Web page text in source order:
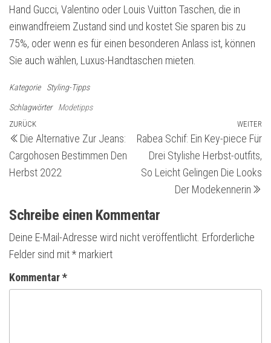
Hand Gucci, Valentino oder Louis Vuitton Taschen, die in
einwandfreiem Zustand sind und kostet Sie sparen bis zu
75%, oder wenn es für einen besonderen Anlass ist, können
Sie auch wählen, Luxus-Handtaschen mieten.
Kategorie Styling-Tipps
Schlagwörter Modetipps
Beitragsnavigation
Vorheriger
Beitrag
ZURÜCK
Die Alternative Zur Jeans:
Cargohosen Bestimmen Den
Herbst 2022
WEITER
Rabea Schif: Ein Key-piece Für
Drei Stylishe Herbst-outfits,
So Leicht Gelingen Die Looks
Der Modekennerin
Schreibe einen Kommentar
Deine E-Mail-Adresse wird nicht veröffentlicht. Erforderliche
Felder sind mit* markiert
Kommentar*